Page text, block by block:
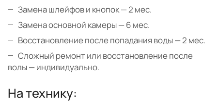
Замена шлейфов и кнопок — 2 мес.
Замена основной камеры — 6 мес.
Восстановление после попадания воды — 2 мес.
Сложный ремонт или восстановление после
волы — индивидуально.
На технику: